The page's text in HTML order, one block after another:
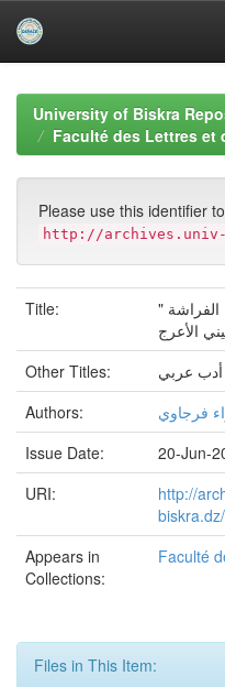
navigationUniversity of Biskra
Faculté des Lettres et
Please use this identifier
http://archives.univ-
Title:
الفراشة "
Other Titles:
أدب عربي
Authors:
فرجاوي
Issue Date:
20-Jun-
URI:
http://
Appears in
Collections:
Faculté
Files in This Item: